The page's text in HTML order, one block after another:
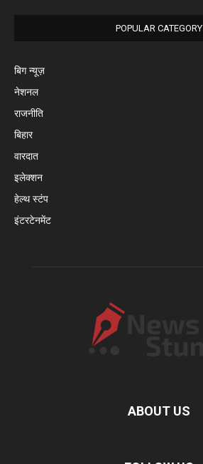
POPULAR CATEGORY
बिग न्यूज़
नेशनल
राजनीति
बिहार
वारदात
इलेक्शन
हेल्थ स्टंप
इंटरटेनमेंट
ABOUT US